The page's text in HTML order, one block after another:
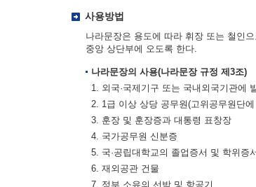
사용방법
나라문장은 용도에 따라 휘장 또는 철인
중앙 상단부에 오도록 한다.
나라문장의 사용(나라문장 규정 제3조)
1. 외국·국제기구 또는 국내외국기관에
2. 1급 이상 상당 공무원(고위공무원단
3. 훈장 및 훈장증과 대통령 표창장
4. 국가공무원 신분증
5. 국·공립대학교의 졸업증서 및 학위증
6. 재외공관 건물
7. 정부 소유의 선박 및 항공기